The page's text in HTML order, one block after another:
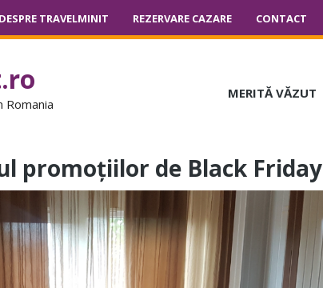
DESPRE TRAVELMINIT REZERVARE CAZARE CONTACT
Romania
MERITĂ VĂZUT
promoțiilor de Black Friday